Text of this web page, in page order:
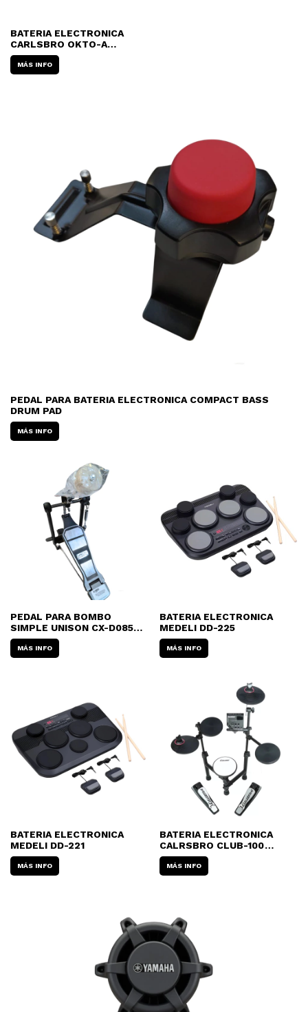
BATERIA ELECTRONICA
CARLSBRO OKTO-A
(OCTAPAD)
MÁS INFO
PEDAL PARA BATERIA ELECTRONICA COMPACT BASS
DRUM PAD
MÁS INFO
PEDAL PARA BOMBO
SIMPLE UNISON CX-D085
CON RESORTE SIMPLE
MÁS INFO
BATERIA ELECTRONICA
MEDELI DD-225
MÁS INFO
BATERIA ELECTRONICA
MEDELI DD-221
MÁS INFO
BATERIA ELECTRONICA
CALRSBRO CLUB-100
COMPACTA
MÁS INFO